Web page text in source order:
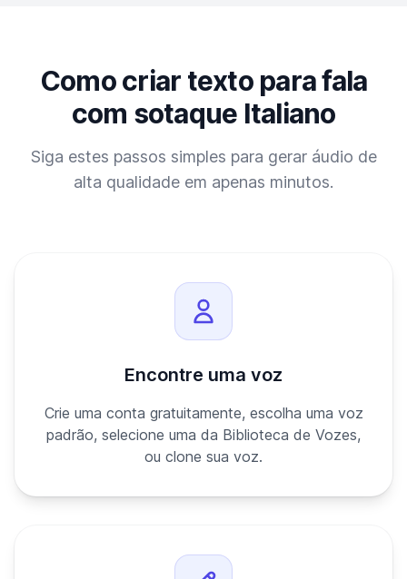
Como criar texto para fala
com sotaque Italiano
Siga estes passos simples para gerar áudio de
alta qualidade em apenas minutos.
Encontre uma voz
Crie uma conta gratuitamente, escolha uma voz
padrão, selecione uma da Biblioteca de Vozes,
ou clone sua voz.